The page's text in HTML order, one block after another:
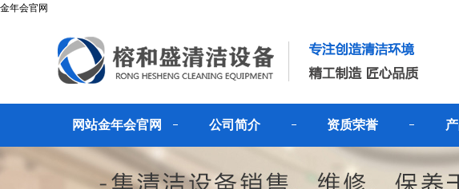
金年会官网
网站金年会官网 公司简介 资质荣誉